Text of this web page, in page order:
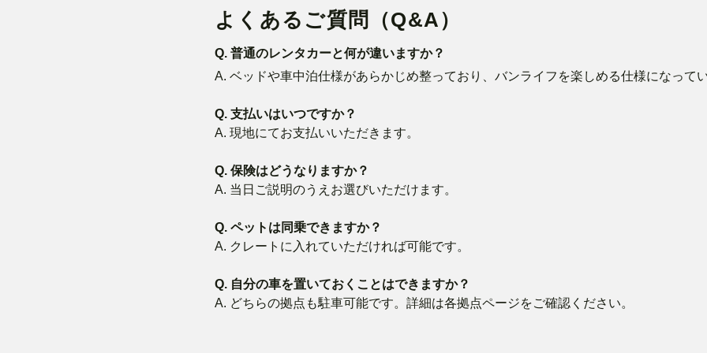
よくあるご質問（Q&A）
Q. 普通のレンタカーと何が違いますか？
A. ベッドや車中泊仕様があらかじめ整っており、バンライフを楽しめる仕様になって
Q. 支払いはいつですか？
A. 現地にてお支払いいただきます。
Q. 保険はどうなりますか？
A. 当日ご説明のうえお選びいただけます。
Q. ペットは同乗できますか？
A. クレートに入れていただければ可能です。
Q. 自分の車を置いておくことはできますか？
A. どちらの拠点も駐車可能です。詳細は各拠点ページをご確認ください。